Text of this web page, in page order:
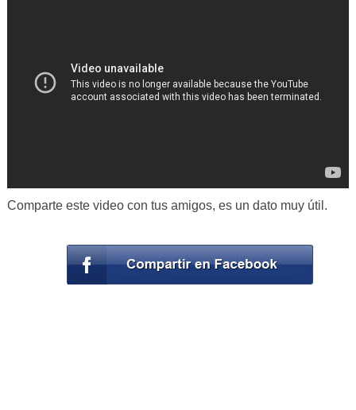
Comparte este video con tus amigos, es un dato muy útil.